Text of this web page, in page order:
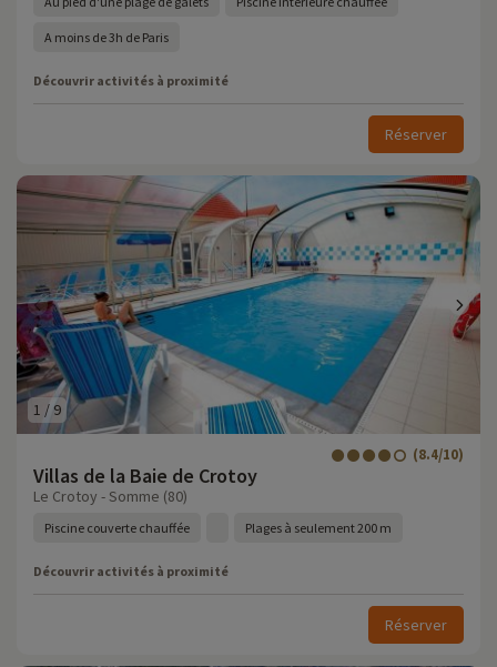
A moins de 3h de Paris
Découvrir activités à proximité
Réserver
1 /9
Villas de la Baie de Crotoy
(8.4/10)
Le Crotoy - Somme (80)
Piscine couverte chauffée Plages à seulement 200 m
Découvrir activités à proximité
Réserver